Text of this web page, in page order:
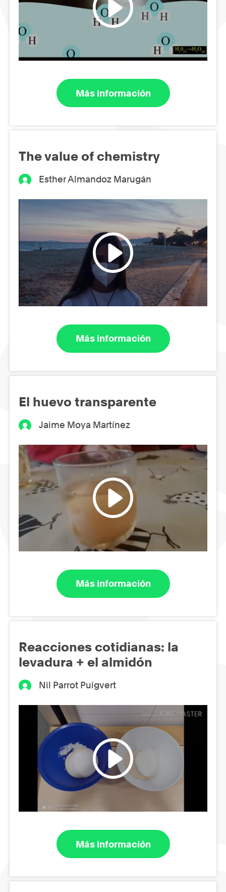
Más información
The value of chemistry
Esther Almandoz Marugán
Más información
El huevo transparente
Jaime Moya Martínez
Más información
Reacciones cotidianas: la
levadura + el almidón
Nil Parrot Puigvert
Más información